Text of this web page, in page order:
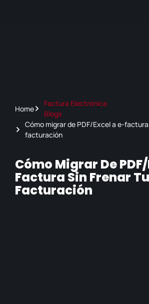
Home
Factura Electrónica
Blogs
Cómo migrar de PDF/Excel a e-
facturación
Cómo Migrar De
Factura Sin Frenar Tu
Facturación